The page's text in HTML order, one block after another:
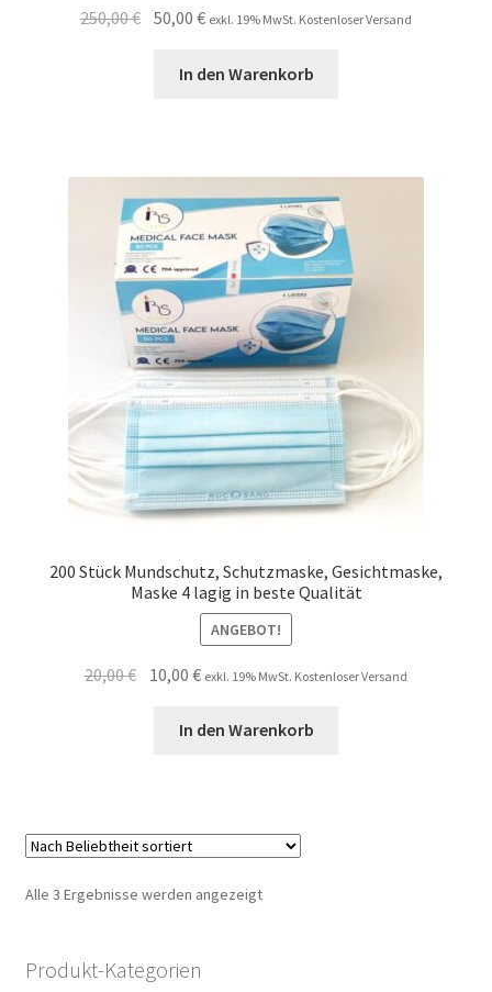
250,00€ Ursprünglicher
50,00€Aktueller
ist:
exkl. 19% MwSt. Kostenloser Versand
In den Warenkorb
200 Stück Mundschutz, Schutzmaske, Gesichtmaske,
Maske 4 lagig in beste Qualität
ANGEBOT!
20,00€ Ursprünglicher
10,00€Aktueller
ist:
exkl. 19% MwSt. Kostenloser Versand
In den Warenkorb
Alle 3 Ergebnisse werden angezeigtNach
Produkt-Kategorien